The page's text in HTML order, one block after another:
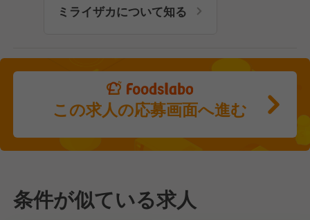
ミライザカについて知る
この求人の応募画面へ進む
条件が似ている求人